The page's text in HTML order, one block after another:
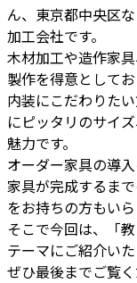
ん、東京都中央区
加工会社です。
木材加工や造作家
製作を得意としてお
内装にこだわりた
にピッタリのサイ
魅力です。
オーダー家具の導
家具が完成するま
をお持ちの方もい
そこで今回は、「
テーマにご紹介いた
ぜひ最後までご覧く